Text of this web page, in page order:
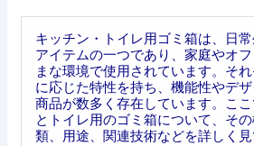
キッチン・トイレ用ゴミ箱は、日
アイテムの一つであり、家庭やオ
まな環境で使用されています。そ
に応じた特性を持ち、機能性やデ
商品が数多く存在しています。こ
とトイレ用のゴミ箱について、そ
類、用途、関連技術などを詳しく見